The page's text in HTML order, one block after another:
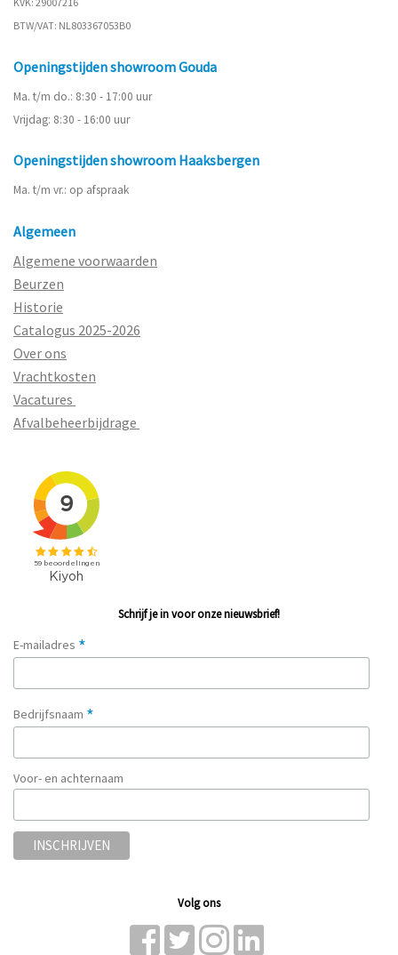
BTW/VAT: NL803367053B0
Openingstijden showroom Gouda
Ma. t/m do.: 8:30 - 17:00 uur
Vrijdag: 8:30 - 16:00 uur
Openingstijden showroom Haaksbergen
Ma. t/m vr.: op afspraak
Algemeen
Algemene voorwaarden
Beurzen
Historie
Catalogus 2025-2026
Over ons
Vrachtkosten
Vacatures
Afvalbeheerbijdrage
Schrijf je in voor onze nieuwsbrief!
E-mailadres *
Bedrijfsnaam *
Voor- en achternaam
Volg ons